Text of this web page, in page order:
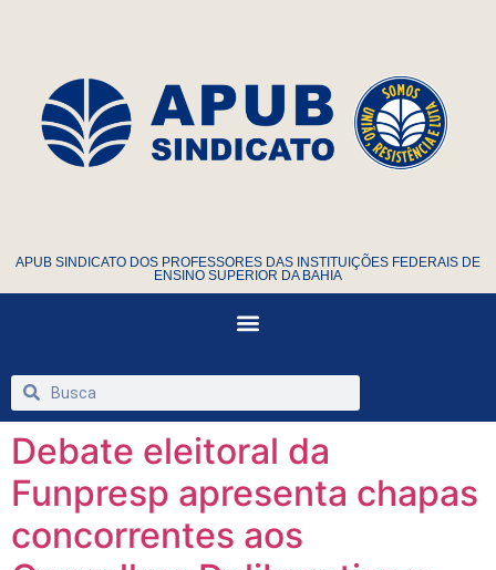
APUB SINDICATO DOS PROFESSORES DAS INSTITUIÇÕES FEDERAIS DE
ENSINO SUPERIOR DA BAHIA
Debate eleitoral da
Funpresp apresenta chapas
concorrentes aos